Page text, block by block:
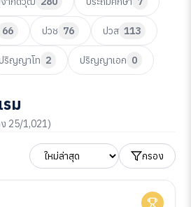
66 ปวช 76 ปวส 113
ปริญญาโท 2 ปริญญาเอก 0
ม
25/1,021)
กรอง